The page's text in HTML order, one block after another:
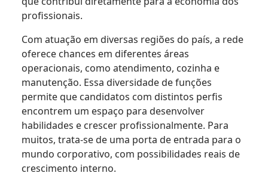
profissionais.
Com atuação em diversas regiões do país, a rede
oferece chances em diferentes áreas
operacionais, como atendimento, cozinha e
manutenção. Essa diversidade de funções
permite que candidatos com distintos perfis
encontrem um espaço para desenvolver
habilidades e crescer profissionalmente. Para
muitos, trata-se de uma porta de entrada para o
mundo corporativo, com possibilidades reais de
crescimento interno.